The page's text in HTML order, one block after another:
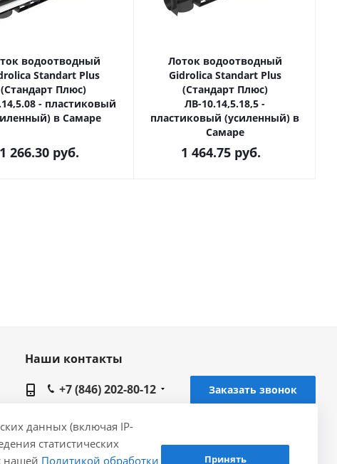
водоотводный
Standart Plus
(Стандарт Плюс)
- пластиковый
в Самаре
1 266.30 руб.
Лоток водоотводный
Gidrolica Standart Plus
(Стандарт Плюс)
ЛВ-10.14,5.18,5 -
пластиковый (усиленный) в
Самаре
1 464.75 руб.
Наши контакты
+7 (846) 202-80-12
Заказать звонок
samara@gidrolica.ru
Региональный представитель Gidrolica в г.
данных (включая IP-
статистических
нашей Политикой обработки Принять